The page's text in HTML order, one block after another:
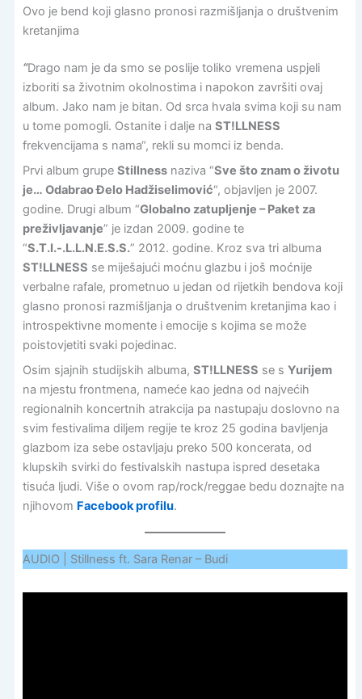
Ovo je bend koji glasno pronosi razmišljanja o društvenim
kretanjima
“Drago nam je da smo se poslije toliko vremena uspjeli
izboriti sa životnim okolnostima i napokon završiti ovaj
album. Jako nam je bitan. Od srca hvala svima koji su nam
u tome pomogli. Ostanite i dalje na ST!LLNESS
frekvencijama s nama“, rekli su momci iz benda.
Prvi album grupe Stillnessnaziva “Sve što znam o životu
je… Odabrao Đelo Hadžiselimović“, objavljen je 2007.
godine. Drugi album “Globalno zatupljenje – Paket za
preživljavanje” je izdan 2009. godine te
“S.T.I.-.L.L.N.E.S.S.” 2012. godine. Kroz sva tri albuma
ST!LLNESS se miješajući moćnu glazbu i još moćnije
verbalne rafale, prometnuo u jedan od rijetkih bendova koji
glasno pronosi razmišljanja o društvenim kretanjima kao i
introspektivne momente i emocije s kojima se može
poistovjetiti svaki pojedinac.
Osim sjajnih studijskih albuma, ST!LLNESS se s Yurijem
na mjestu frontmena, nameće kao jedna od najvećih
regionalnih koncertnih atrakcija pa nastupaju doslovno na
svim festivalima diljem regije te kroz 25 godina bavljenja
glazbom iza sebe ostavljaju preko 500 koncerata, od
klupskih svirki do festivalskih nastupa ispred desetaka
tisuća ljudi. Više o ovom rap/rock/reggae bedu doznajte na
njihovom Facebook profilu.
AUDIO | Stillness ft. Sara Renar – Budi